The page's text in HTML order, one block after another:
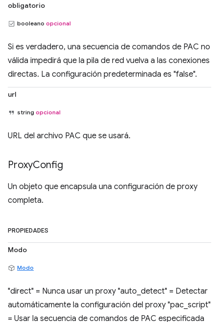
obligatorio
booleano opcional
Si es verdadero, una secuencia de comandos de PAC no
válida impedirá que la pila de red vuelva a las conexiones
directas. La configuración predeterminada es "false".
url
string opcional
URL del archivo PAC que se usará.
ProxyConfig
Un objeto que encapsula una configuración de proxy
completa.
PROPIEDADES
Modo
Modo
"direct" = Nunca usar un proxy "auto_detect" = Detectar
automáticamente la configuración del proxy "pac_script"
= Usar la secuencia de comandos de PAC especificada